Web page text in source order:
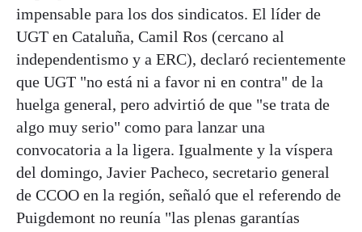
impensable para los dos sindicatos. El líder de
UGT en Cataluña, Camil Ros (cercano al
independentismo y a ERC), declaró recientemente
que UGT "no está ni a favor ni en contra" de la
huelga general, pero advirtió de que "se trata de
algo muy serio" como para lanzar una
convocatoria a la ligera. Igualmente y la víspera
del domingo, Javier Pacheco, secretario general
de CCOO en la región, señaló que el referendo de
Puigdemont no reunía "las plenas garantías